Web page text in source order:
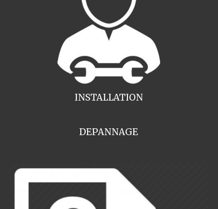
INSTALLATION
DEPANNAGE